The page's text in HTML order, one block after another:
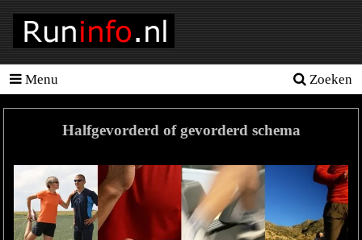
Menu Zoeken
Homepage
Hardloopschema's
Hardloopblessures
Halfgevorderd of gevorderd schema